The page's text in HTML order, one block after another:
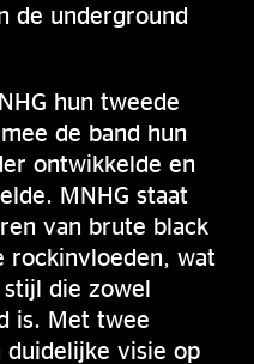
de underground
hun tweede
de band hun
ontwikkelde en
MNHG staat
van brute black
rockinvloeden, wat
die zowel
is. Met twee
duidelijke visie op